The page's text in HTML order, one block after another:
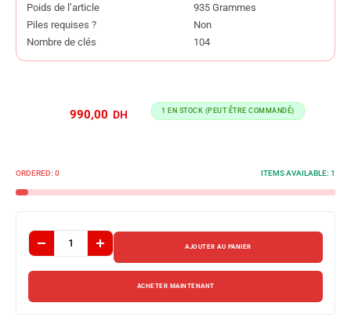
Poids de l’article
935 Grammes
Piles requises ?
Non
Nombre de clés
104
1 EN STOCK (PEUT ÊTRE COMMANDÉ)
ORDERED: 0 ITEMS AVAILABLE: 1
AJOUTER AU PANIER
ACHETER MAINTENANT